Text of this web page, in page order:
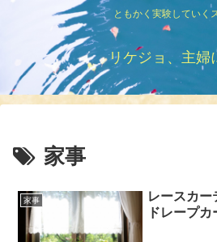
ともかく実験していく
リケジョ、主婦
家事
家事
レースカ
ドレープ